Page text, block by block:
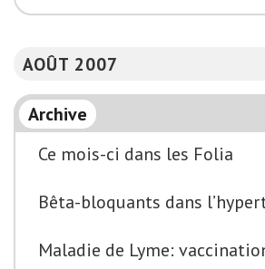
AOÛT 2007
Archive
Ce mois-ci dans les Folia
Bêta-bloquants dans
Maladie de Lyme: